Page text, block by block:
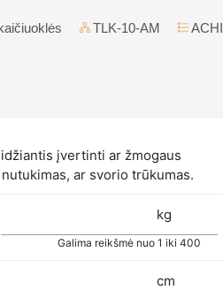
TLK-10-AM ACHI
įvertinti ar žmogaus
ar svorio trūkumas.
kg
Galima reikšmė nuo 1 iki 400
cm